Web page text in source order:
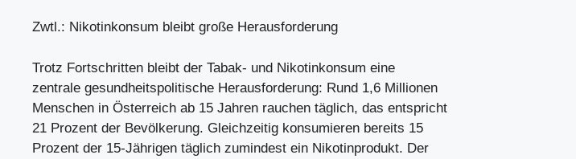
Zwtl.: Nikotinkonsum bleibt große Herausforderung
Trotz Fortschritten bleibt der Tabak- und Nikotinkonsum eine
zentrale gesundheitspolitische Herausforderung: Rund 1,6 Millionen
Menschen in Österreich ab 15 Jahren rauchen täglich, das entspricht
21 Prozent der Bevölkerung. Gleichzeitig konsumieren bereits 15
Prozent der 15-Jährigen täglich zumindest ein Nikotinprodukt. Der